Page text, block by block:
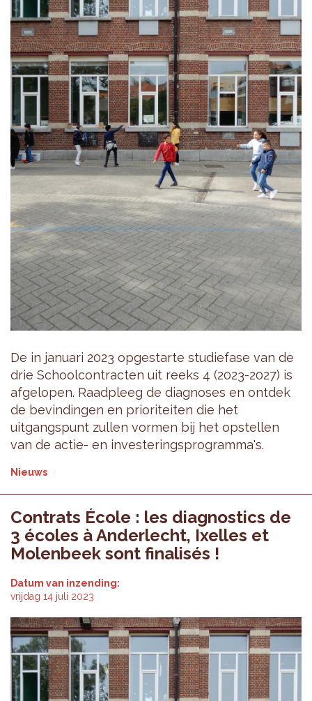
De in januari 2023 opgestarte studiefase van de
drie Schoolcontracten uit reeks 4 (2023-2027) is
afgelopen. Raadpleeg de diagnoses en ontdek
de bevindingen en prioriteiten die het
uitgangspunt zullen vormen bij het opstellen
van de actie- en investeringsprogramma's.
Nieuws
Contrats École : les diagnostics de
3 écoles à Anderlecht, Ixelles et
Molenbeek sont finalisés !
Datum van inzending:
vrijdag 14 juli 2023